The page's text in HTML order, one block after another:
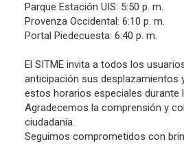
Parque Estación UIS: 5:50 p. m.
Provenza Occidental: 6:10 p. m.
Portal Piedecuesta: 6:40 p. m.
El SITME invita a todos los
anticipación sus desplazamientos
estos horarios especiales durante
Agradecemos la comprensión y
ciudadanía.
Seguimos comprometidos con